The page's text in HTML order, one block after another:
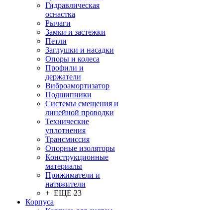
Гидравлическая
оснастка
Рычаги
Замки и застежки
Петли
Заглушки и насадки
Опоры и колеса
Профили и
держатели
Виброамортизатор
Подшипники
Системы смещения и
линейной проводки
Технические
уплотнения
Трансмиссия
Опорные изоляторы
Конструкционные
материалы
Прижиматели и
натяжители
+ ЕЩЕ 23
Корпуса